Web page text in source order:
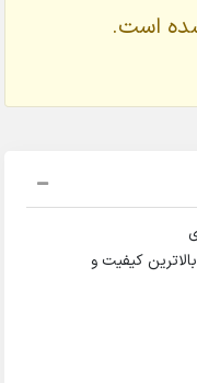
است.
کیفیت و